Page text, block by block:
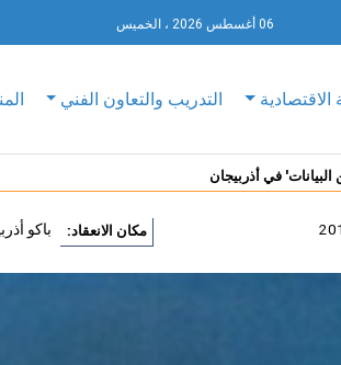
06 أغسطس 2026 ، الخميس
التدريب والتعاون الفني
في أذربيجان
مكان الانعقاد: باكو